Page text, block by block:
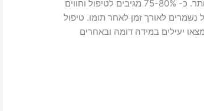
מבין כל סוגי הטיפול הקיימים, טיפול CBT נמצא כטיפול היעיל ביותר. כ- 75-80% מגיבים לטיפול וחווים
לאורך זמן לאחר תומו. טיפול
יעילים במידה דומה ובאחרים